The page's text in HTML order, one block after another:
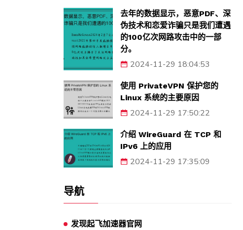
去年的数据显示，恶意PDF、深
伪技术和恋爱诈骗只是我们遭遇
的100亿次网路攻击中的一部
分。
2024-11-29 18:04:53
使用 PrivateVPN 保护您的
Linux 系统的主要原因
2024-11-29 17:50:22
介绍 WireGuard 在 TCP 和
IPv6 上的应用
2024-11-29 17:35:09
导航
发现起飞加速器官网